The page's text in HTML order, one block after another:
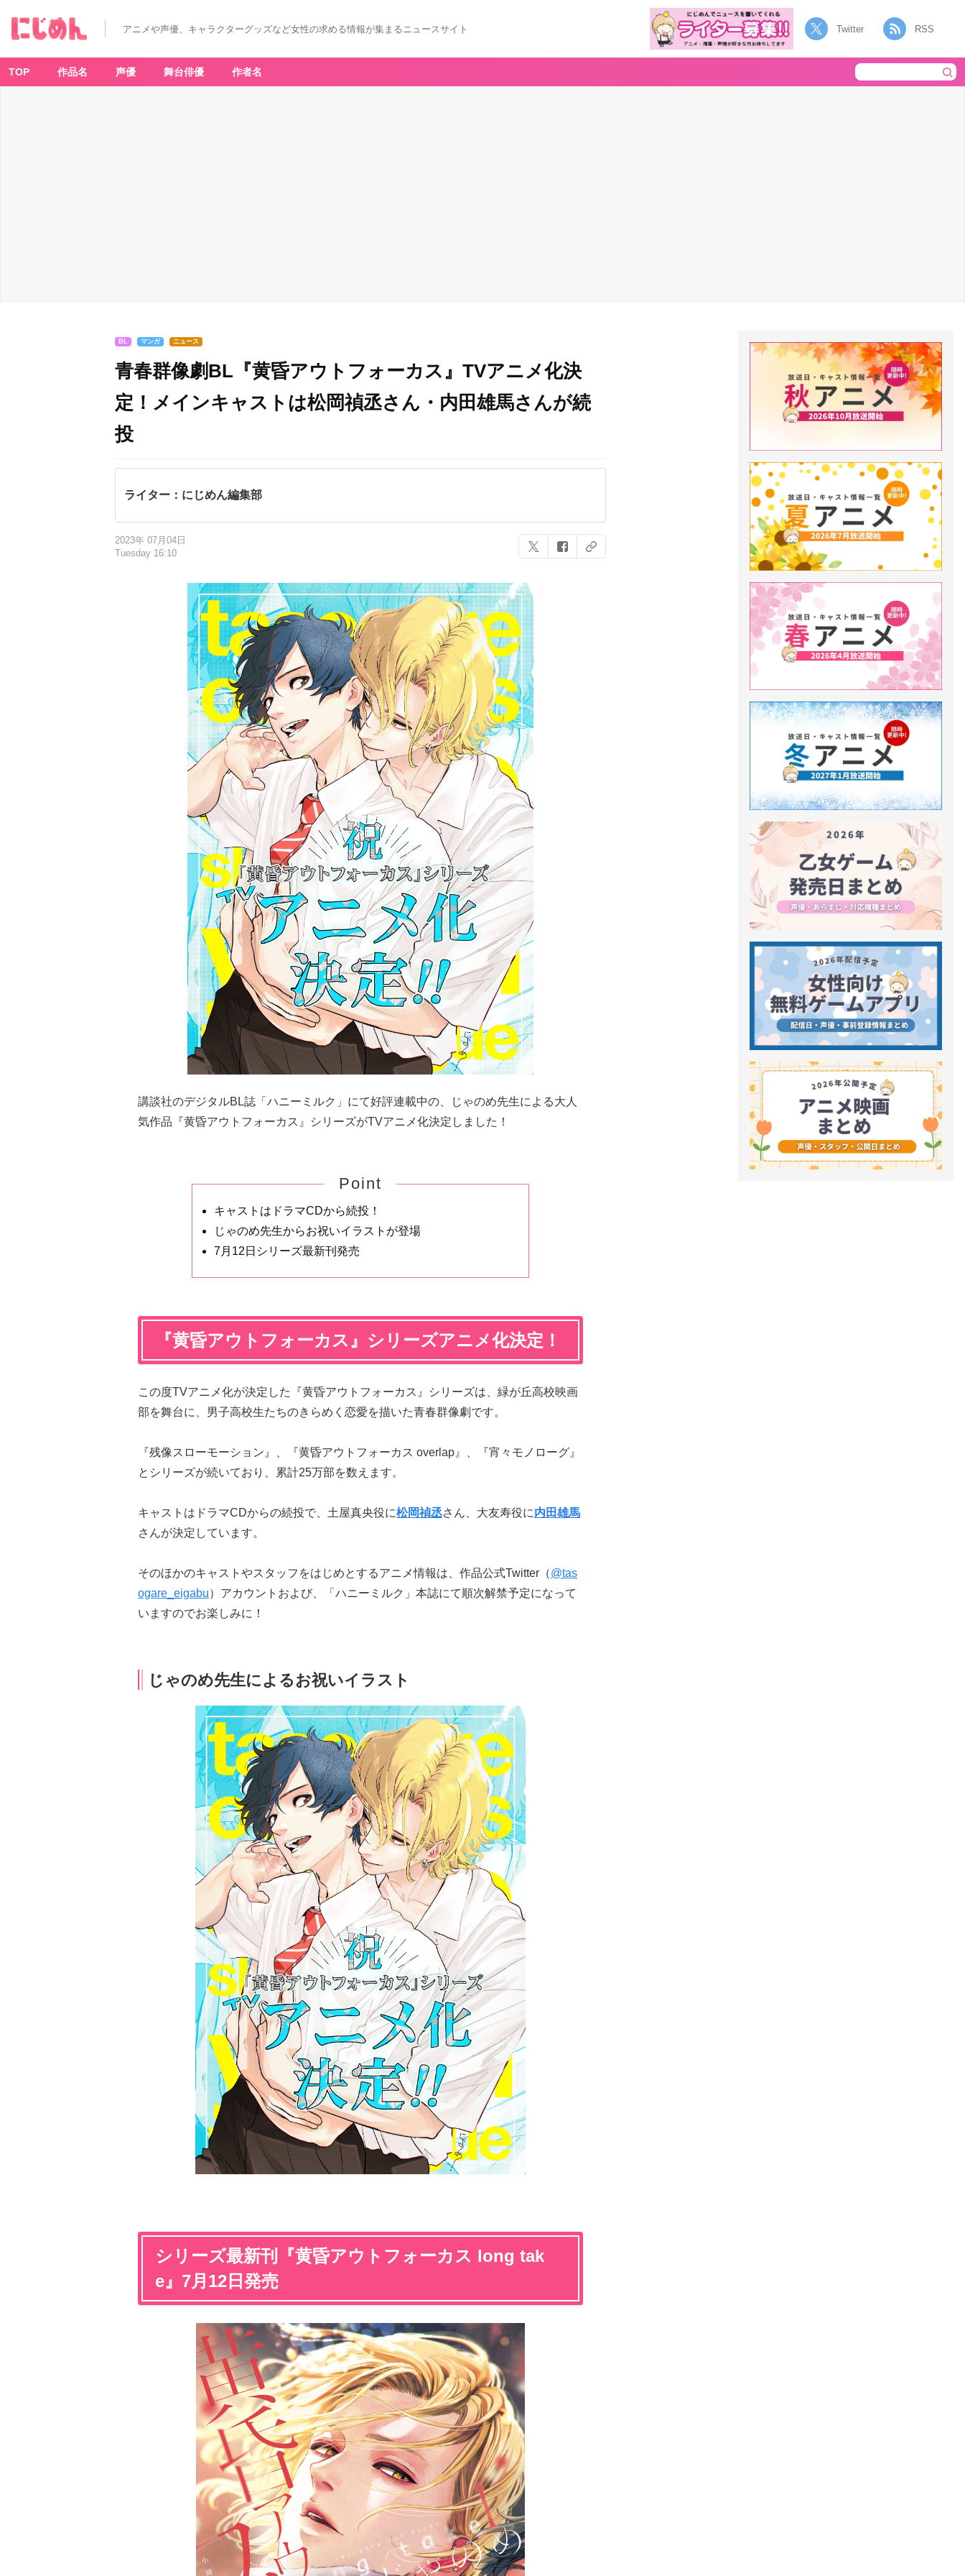
アニメや声優、キャラクターグッズなど女性の求める情報が集まるニュースサイト Twitter RSS
TOP 作品名 声優 舞台俳優 作者名
BL マンガ ニュース
青春群像劇BL『黄昏アウトフォーカス』TVアニメ化決
定！メインキャストは松岡禎丞さん・内田雄馬さんが続
投
ライター：にじめん編集部
2023年 07月04日
Tuesday 16:10
講談社のデジタルBL誌「ハニーミルク」にて好評連載中の、じゃのめ先生による大人
気作品『黄昏アウトフォーカス』シリーズがTVアニメ化決定しました！
Point
キャストはドラマCDから続投！
じゃのめ先生からお祝いイラストが登場
7月12日シリーズ最新刊発売
『黄昏アウトフォーカス』シリーズアニメ化決定！
この度TVアニメ化が決定した『黄昏アウトフォーカス』シリーズは、緑が丘高校映画
部を舞台に、男子高校生たちのきらめく恋愛を描いた青春群像劇です。
『残像スローモーション』、『黄昏アウトフォーカス overlap』、『宵々モノローグ』
とシリーズが続いており、累計25万部を数えます。
キャストはドラマCDからの続投で、土屋真央役に松岡禎丞さん、大友寿役に内田雄馬
さんが決定しています。
そのほかのキャストやスタッフをはじめとするアニメ情報は、作品公式Twitter（@tas
ogare_eigabu）アカウントおよび、「ハニーミルク」本誌にて順次解禁予定になって
いますのでお楽しみに！
じゃのめ先生によるお祝いイラスト
シリーズ最新刊『黄昏アウトフォーカス long tak
e』7月12日発売